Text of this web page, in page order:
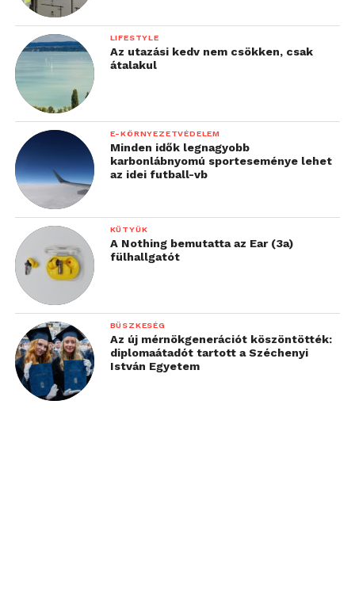
LIFESTYLE
Az utazási kedv nem csökken, csak
átalakul
E-KÖRNYEZETVÉDELEM
Minden idők legnagyobb
karbonlábnyomú sporteseménye lehet
az idei futball-vb
KÜTYÜK
A Nothing bemutatta az Ear (3a)
fülhallgatót
BÜSZKESÉG
Az új mérnökgenerációt köszöntötték:
diplomaátadót tartott a Széchenyi
István Egyetem